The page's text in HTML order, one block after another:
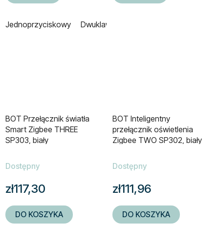
Jednoprzyciskowy Dwuklawiszowy
BOT Przełącznik światła
Smart Zigbee THREE
SP303, biały
Dostępny
zł117,30
DO KOSZYKA
BOT Inteligentny
przełącznik oświetlenia
Zigbee TWO SP302, biały
Dostępny
zł111,96
DO KOSZYKA